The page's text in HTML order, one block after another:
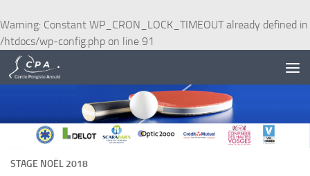
Warning: Constant WP_CRON_LOCK_TIMEOUT already defined in
/htdocs/wp-config.php on line 91
Skip to content
STAGE NOËL 2018